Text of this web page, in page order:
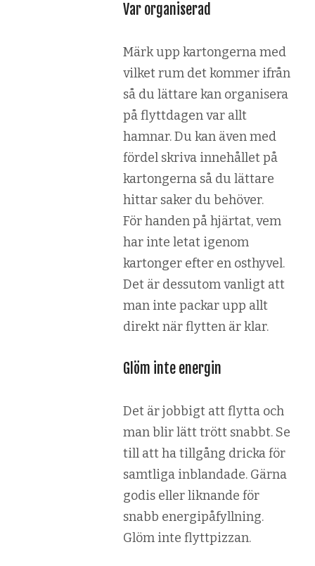
Var organiserad
Märk upp kartongerna med
vilket rum det kommer ifrån
så du lättare kan organisera
på flyttdagen var allt
hamnar. Du kan även med
fördel skriva innehållet på
kartongerna så du lättare
hittar saker du behöver.
För handen på hjärtat, vem
har inte letat igenom
kartonger efter en osthyvel.
Det är dessutom vanligt att
man inte packar upp allt
direkt när flytten är klar.
Glöm inte energin
Det är jobbigt att flytta och
man blir lätt trött snabbt. Se
till att ha tillgång dricka för
samtliga inblandade. Gärna
godis eller liknande för
snabb energipåfyllning.
Glöm inte flyttpizzan.